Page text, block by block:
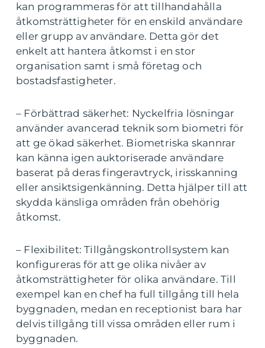
kan programmeras för att tillhandahålla
åtkomsträttigheter för en enskild användare
eller grupp av användare. Detta gör det
enkelt att hantera åtkomst i en stor
organisation samt i små företag och
bostadsfastigheter.
– Förbättrad säkerhet: Nyckelfria lösningar
använder avancerad teknik som biometri för
att ge ökad säkerhet. Biometriska skannrar
kan känna igen auktoriserade användare
baserat på deras fingeravtryck, irisskanning
eller ansiktsigenkänning. Detta hjälper till att
skydda känsliga områden från obehörig
åtkomst.
– Flexibilitet: Tillgångskontrollsystem kan
konfigureras för att ge olika nivåer av
åtkomsträttigheter för olika användare. Till
exempel kan en chef ha full tillgång till hela
byggnaden, medan en receptionist bara har
delvis tillgång till vissa områden eller rum i
byggnaden.